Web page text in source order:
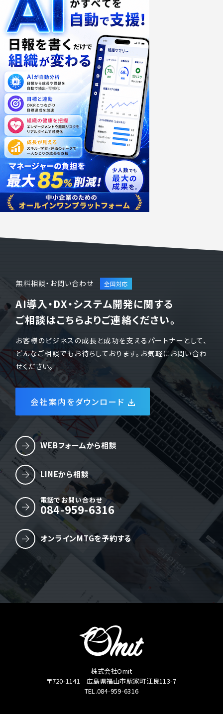
無料相談・お問い合わせ
AI導入・DX・システム開発に関する
ご相談はこちらよりご連絡ください。
お客様のビジネスの成長と成功を支えるパートナーとして、
どんなご相談でもお待ちしております。お気軽にお問い合わ
せください。
会社案内をダウンロード
WEBフォームから相談
LINEから相談
電話でお問い合わせ
084-959-6316
オンラインMTGを予約する
株式会社Omit
〒720-1141 広島県福山市駅家町江良113-7
TEL.084-959-6316